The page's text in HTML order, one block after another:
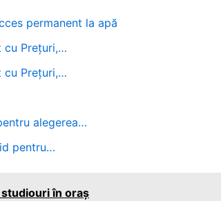
permanent la apă
cu Prețuri,…
cu Prețuri,…
alegerea…
pentru…
în oraș